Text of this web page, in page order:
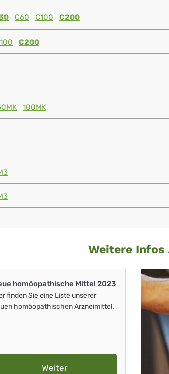
C60 C100 C200
C200
100MK
Weitere Infos
homöopathische Mittel 2023
finden Sie eine Liste unserer
homöopathischen Arzneimittel.
Weiter